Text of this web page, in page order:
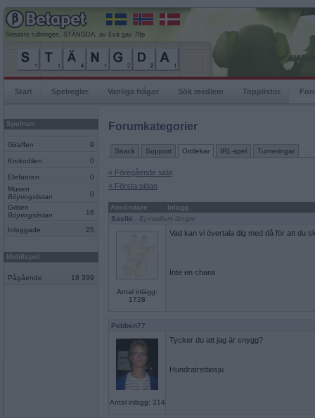
Senaste rullningen, STÄNGDA, av Eva gav 78p
Start Spelregler Vanliga frågor Sök medlem Topplistor
Spelrum
Giraffen 9
Krokodilen 0
Elefanten
0
Musen
Böjningslistan
0
Grisen
Böjningslistan
16
Inloggade 25
Mobilspel
Pågående 18 399
Forumkategorier
Snack Support Ordlekar IRL-spel Turneringar
« Föregående sida
« Första sidan
Användare
Inlägg
Sasibi - Ej medlem längre
Antal inlägg:
1728
Vad kan vi övertala dig med då för att du
Inte en chans
Pebben77
Antal inlägg: 314
Tycker du att jag är snygg?
Hundratrettiosju